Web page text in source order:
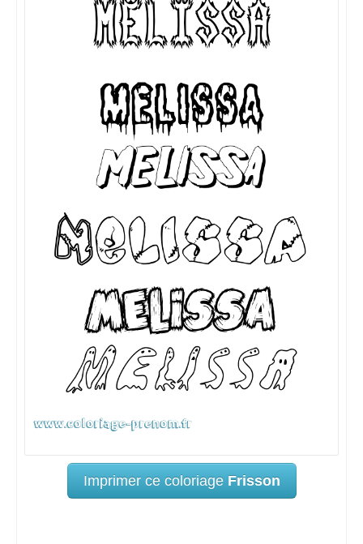
Imprimer ce coloriage Frisson